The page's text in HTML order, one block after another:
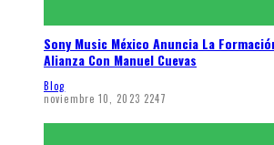
Sony Music México Anuncia La
Alianza Con Manuel Cuevas
Blog
noviembre 10, 2023 2247